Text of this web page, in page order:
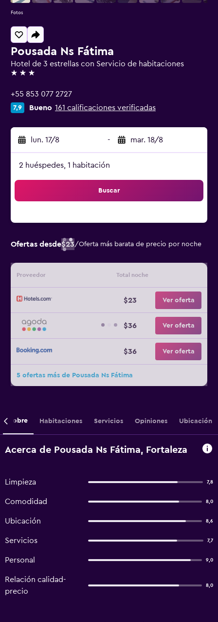
Pousada Ns Fátima
Hotel de 3 estrellas con Servicio de habitaciones
3 estrellas
+55 853 077 2727
7,9 Bueno 161 calificaciones verificadas
lun. 17/8 - mar. 18/8
2 huéspedes, 1 habitación
Buscar
Ofertas desde$23/Oferta más barata de precio por noche
Proveedor Total noche
$23 Ver oferta
$36 Ver oferta
$36 Ver oferta
5 ofertas más de Pousada Ns Fátima
Fotos
Sobre Habitaciones Servicios Opiniones Ubicación
Acerca de Pousada Ns Fátima, Fortaleza
Limpieza 7,8
Comodidad 8,0
Ubicación 8,6
Servicios 7,7
Personal 9,0
Relación calidad-
precio
8,0